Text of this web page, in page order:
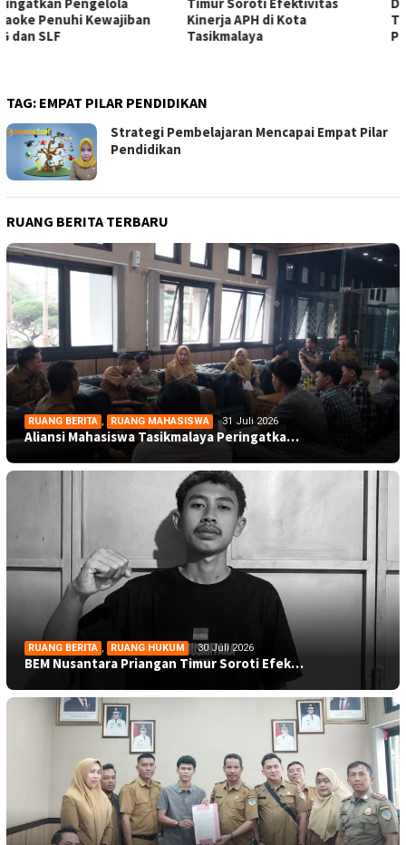
Kinerja APH di Kota
Tasikmalaya
Tempat Karaoke, Soroti
Penegakan Hukum
TAG: EMPAT PILAR PENDIDIKAN
Strategi Pembelajaran Mencapai Empat Pilar
Pendidikan
RUANG BERITA TERBARU
RUANG BERITA RUANG MAHASISWA 31 Juli 2026
Aliansi Mahasiswa Tasikmalaya Peringatka…
RUANG BERITA , RUANG HUKUM 30 Juli 2026
BEM Nusantara Priangan Timur Soroti Efek…